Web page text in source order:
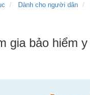
CHỨC NĂNG, NHIỆM
Dành cho người dân
gia bảo hiểm